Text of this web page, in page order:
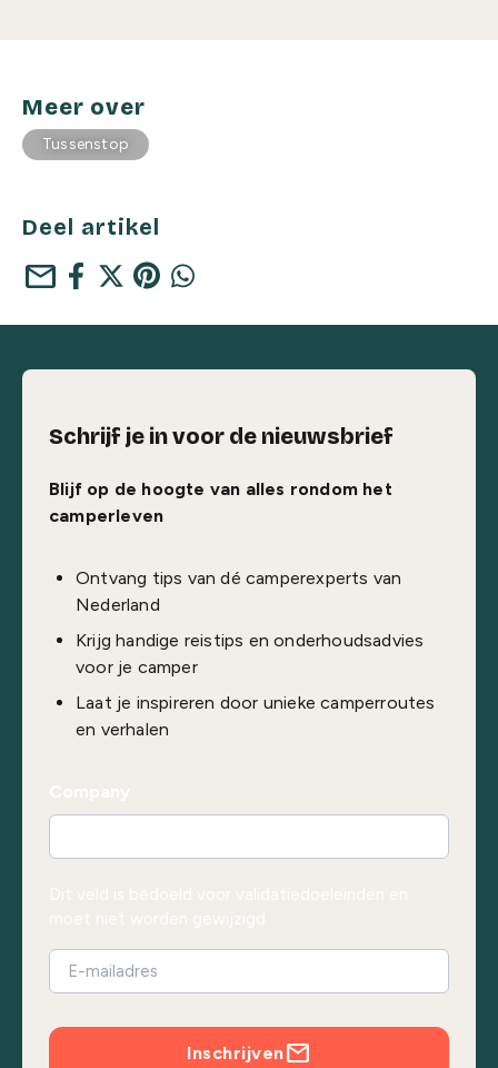
Meer over
Tussenstop
Deel artikel
mail
Schrijf je in voor de nieuwsbrief
Blijf op de hoogte van alles rondom het
camperleven
Ontvang tips van dé camperexperts van
Nederland
Krijg handige reistips en onderhoudsadvies
voor je camper
Laat je inspireren door unieke camperroutes
en verhalen
Inschrijven